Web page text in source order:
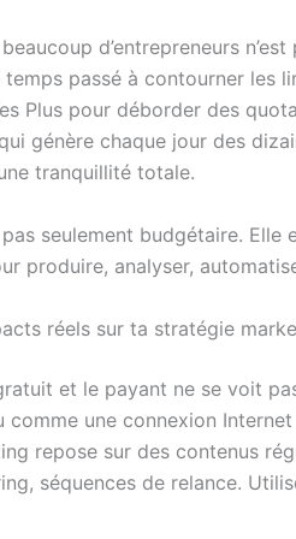
d’entrepreneurs
passé à contourner les
Plus pour déborder des
génère chaque jour des
tranquillité totale.
seulement budgétaire. Elle
produire, analyser,
réels sur ta stratégie
et le payant ne se voit
comme une connexion
repose sur des contenus
séquences de relance.